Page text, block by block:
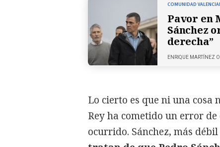
COMUNIDAD
Pavor en
Sánchez
derecha”
ENRIQUE MARTÍNEZ
Lo cierto es que ni una
Rey ha cometido un error
ocurrido. Sánchez, más débil